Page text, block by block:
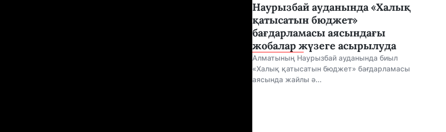
Наурызбай ауданында «Халық
қатысатын бюджет»
бағдарламасы аясындағы
жобалар жүзеге асырылуда
Алматының Наурызбай ауданында биыл
«Халық қатысатын бюджет» бағдарламасы
аясында жайлы ә...